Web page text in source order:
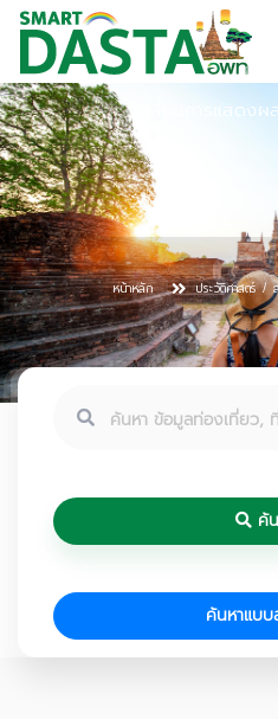
เปลี่ยนการแสดงผล
หน้าหลัก ประวัติศาสตร์
ค้น
ค้นหาแบบ